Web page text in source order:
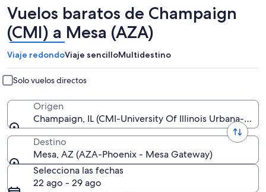
Vuelos baratos de Champaign
(CMI) a Mesa (AZA)
Viaje redondoViaje sencilloMultidestino
Solo vuelos directos
Origen
Champaign, IL (CMI-University Of Illinois Urbana-
Destino
Mesa, AZ (AZA-Phoenix - Mesa Gateway)
Selecciona las fechas
22 ago - 29 ago